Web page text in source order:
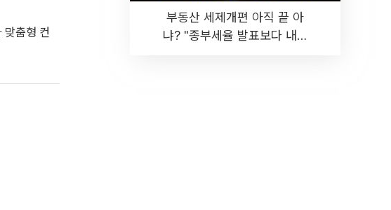
맞춤형 컨
부동산 세제개편 아직 끝 아
냐? "종부세율 발표보다 내릴